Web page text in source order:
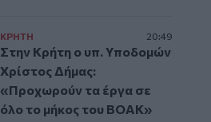
ΚΡΗΤΗ 20:49
Στην Κρήτη ο υπ. Υποδομών
Χρίστος Δήμας:
«Προχωρούν τα έργα σε
όλο το μήκος του ΒΟΑΚ»